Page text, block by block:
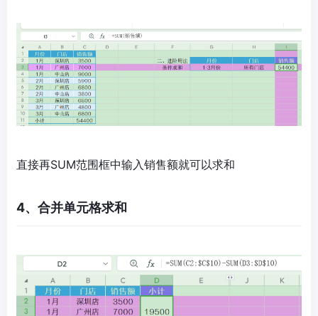
直接再SUM范围框中输入销售额就可以求和
4、合并单元格求和